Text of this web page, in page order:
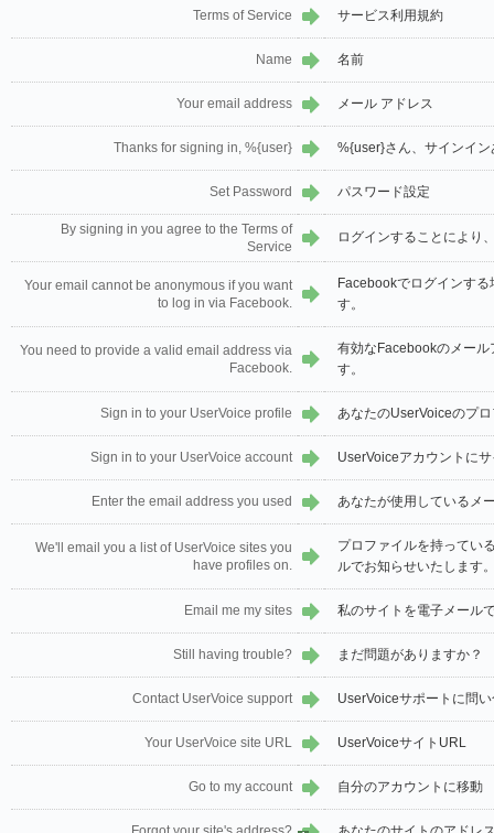
Terms of Service サービス利用規約
Name 名前
Your email address メール アドレス
Thanks for signing in, %{user} %{user}さん、サインイ
Set Password パスワード設定
By signing in you agree to the Terms of
Service
ログインすることにより
Your email cannot be anonymous if you want
to log in via Facebook.
Facebookでログインす
す。
You need to provide a valid email address via
Facebook.
有効なFacebookのメー
す。
Sign in to your UserVoice profile あなたのUserVoiceのプ
Sign in to your UserVoice account UserVoiceアカウントに
Enter the email address you used あなたが使用しているメ
We'll email you a list of UserVoice sites you
have profiles on.
プロファイルを持ってい
ルでお知らせいたします
Email me my sites 私のサイトを電子メール
Still having trouble? まだ問題がありますか？
Contact UserVoice support UserVoiceサポートに問
Your UserVoice site URL UserVoiceサイトURL
Go to my account 自分のアカウントに移動